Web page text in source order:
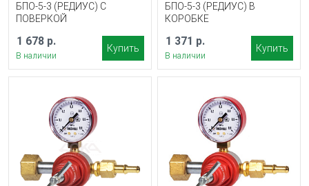
БПО-5-3 (РЕДИУС) С
ПОВЕРКОЙ
1 678 р.
В наличии
Купить
БПО-5-3 (РЕДИУС) В
КОРОБКЕ
1 371 р.
В наличии
Купить